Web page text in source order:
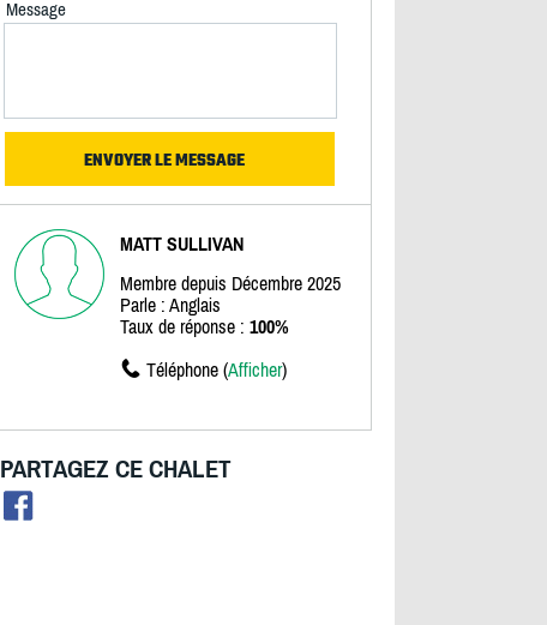
Message
MATT SULLIVAN
Membre depuis Décembre 2025
Parle : Anglais
Taux de réponse : 100%
Téléphone (Afficher)
PARTAGEZ CE CHALET